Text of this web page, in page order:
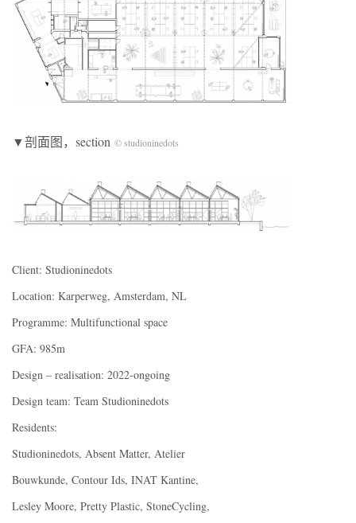
▼剖面图，section © studioninedots
Client: Studioninedots
Location: Karperweg, Amsterdam, NL
Programme: Multifunctional space
GFA: 985m
Design – realisation: 2022-ongoing
Design team: Team Studioninedots
Residents:
Studioninedots, Absent Matter, Atelier
Bouwkunde, Contour Ids, INAT Kantine,
Lesley Moore, Pretty Plastic, StoneCycling,